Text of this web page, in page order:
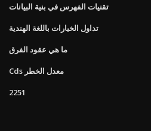
تقنيات الفهرس في بنية البيانات
تداول الخيارات باللغة الهندية
ما هي عقود الفرق
Cds معدل الخطر
2251